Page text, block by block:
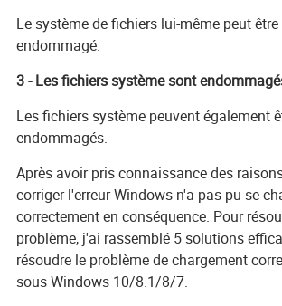
Le système de fichiers lui-même peut
endommagé.
3 - Les fichiers système sont
Les fichiers système peuvent également
endommagés.
Après avoir pris connaissance des
corriger l'erreur Windows n'a pas pu se
correctement en conséquence. Pour
problème, j'ai rassemblé 5 solutions
résoudre le problème de chargement
sous Windows 10/8.1/8/7.